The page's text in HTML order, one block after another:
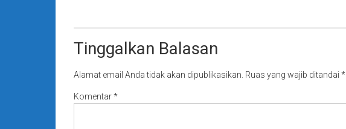
Tinggalkan Balasan
Alamat email Anda tidak akan dipublikasikan. Ruas yang wajib ditandai *
Komentar*